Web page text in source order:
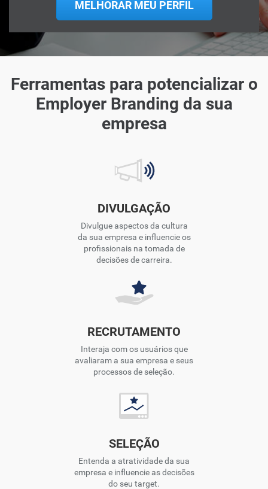
Ferramentas para potencializar o
Employer Branding da sua
empresa
DIVULGAÇÃO
Divulgue aspectos da cultura
da sua empresa e influencie os
profissionais na tomada de
decisões de carreira.
RECRUTAMENTO
Interaja com os usuários que
avaliaram a sua empresa e seus
processos de seleção.
SELEÇÃO
Entenda a atratividade da sua
empresa e influencie as decisões
do seu target.